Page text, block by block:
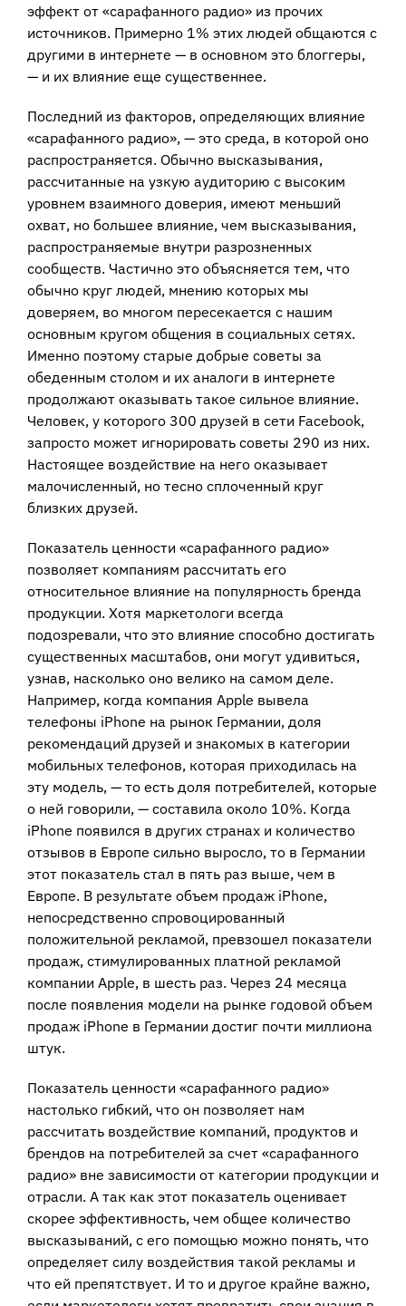
эффект от «сарафанного радио» из прочих
источников. Примерно 1% этих людей общаются с
другими в интернете — в основном это блоггеры,
— и их влияние еще существеннее.
Последний из факторов, определяющих влияние
«сарафанного радио», — это среда, в которой оно
распространяется. Обычно высказывания,
рассчитанные на узкую аудиторию с высоким
уровнем взаимного доверия, имеют меньший
охват, но большее влияние, чем высказывания,
распространяемые внутри разрозненных
сообществ. Частично это объясняется тем, что
обычно круг людей, мнению которых мы
доверяем, во многом пересекается с нашим
основным кругом общения в социальных сетях.
Именно поэтому старые добрые советы за
обеденным столом и их аналоги в интернете
продолжают оказывать такое сильное влияние.
Человек, у которого 300 друзей в сети Facebook,
запросто может игнорировать советы 290 из них.
Настоящее воздействие на него оказывает
малочисленный, но тесно сплоченный круг
близких друзей.
Показатель ценности «сарафанного радио»
позволяет компаниям рассчитать его
относительное влияние на популярность бренда
продукции. Хотя маркетологи всегда
подозревали, что это влияние способно достигать
существенных масштабов, они могут удивиться,
узнав, насколько оно велико на самом деле.
Например, когда компания Apple вывела
телефоны iPhone на рынок Германии, доля
рекомендаций друзей и знакомых в категории
мобильных телефонов, которая приходилась на
эту модель, — то есть доля потребителей, которые
о ней говорили, — составила около 10%. Когда
iPhone появился в других странах и количество
отзывов в Европе сильно выросло, то в Германии
этот показатель стал в пять раз выше, чем в
Европе. В результате объем продаж iPhone,
непосредственно спровоцированный
положительной рекламой, превзошел показатели
продаж, стимулированных платной рекламой
компании Apple, в шесть раз. Через 24 месяца
после появления модели на рынке годовой объем
продаж iPhone в Германии достиг почти миллиона
штук.
Показатель ценности «сарафанного радио»
настолько гибкий, что он позволяет нам
рассчитать воздействие компаний, продуктов и
брендов на потребителей за счет «сарафанного
радио» вне зависимости от категории продукции и
отрасли. А так как этот показатель оценивает
скорее эффективность, чем общее количество
высказываний, с его помощью можно понять, что
определяет силу воздействия такой рекламы и
что ей препятствует. И то и другое крайне важно,